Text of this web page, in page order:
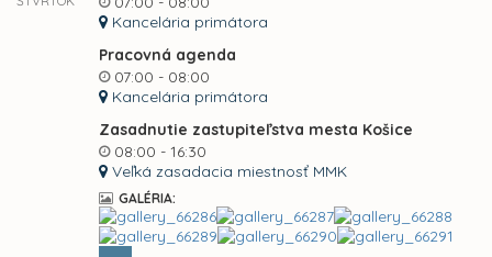
Kancelária primátora
Pracovná agenda
07:00 - 08:00
Kancelária primátora
Zasadnutie zastupiteľstva mesta Košice
08:00 - 16:30
Veľká zasadacia miestnosť MMK
GALÉRIA: